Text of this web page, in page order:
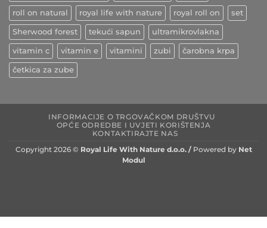
roll on natural royal life with nature royal roll on set
Sherwood forest tekući sapun ultramikrovlakna
vitamin c vitamin e vitamini zubi čarobna krpa
četkica za zube
INFORMACIJE O TRGOVAČKOM DRUŠTVU
OPĆE ODREDBE I UVJETI KORIŠTENJA
KONTAKTIRAJTE NAS
Copyright 2026 © Royal Life With Nature d.o.o. / Powered by Net
Modul